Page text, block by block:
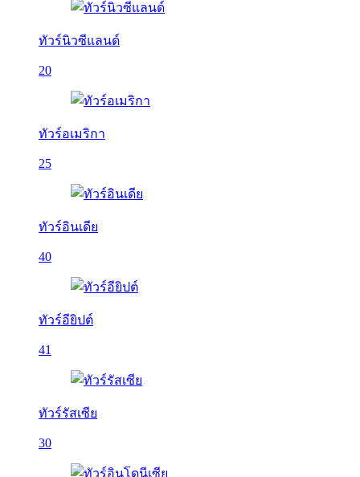
ทัวร์นิวซีแลนด์
20
ทัวร์อเมริกา
25
ทัวร์อินเดีย
40
ทัวร์อียิปต์
41
ทัวร์รัสเซีย
30